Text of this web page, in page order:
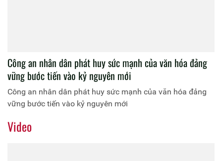
Công an nhân dân phát huy sức mạnh của văn hóa đảng
vững bước tiến vào kỷ nguyên mới
Công an nhân dân phát huy sức mạnh của văn hóa đảng
vững bước tiến vào kỷ nguyên mới
Video